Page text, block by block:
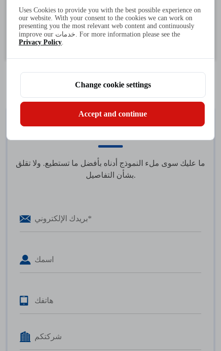
العنوان: Heizhausstr. 52/7، 9500 فيلاخ، النمسا
ساعات العمل: من الاثنين إلى الجمعة من الساعة 8:00 إلى 16:30
(بتوقيت غرينتش +2)
ما عليك سوى ملء النموذج أدناه بأفضل ما تستطيع. ولا تقلق
بشأن التفاصيل.
Uses Cookies to provide you with the best possible experience on
our website. With your consent to the cookies we can work on
presenting you the most relevant web content and continuously
improve our خدمات. For more information please see the
Privacy Policy
Change cookie settings
Accept and continue